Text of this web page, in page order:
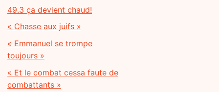
49.3 ça devient chaud!
« Chasse aux juifs »
« Emmanuel se trompe
toujours »
« Et le combat cessa faute de
combattants »